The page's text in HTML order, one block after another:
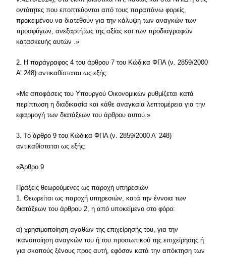
οντότητες που εποπτεύονται από τους παραπάνω φορείς,
προκειμένου να διατεθούν για την κάλυψη των αναγκών των
προσφύγων, ανεξαρτήτως της αξίας και των προδιαγραφών
κατασκευής αυτών .»
2. Η παράγραφος 4 του άρθρου 7 του Κώδικα ΦΠΑ (ν. 2859/2000
Α’ 248) αντικαθίσταται ως εξής:
«Με αποφάσεις του Υπουργού Οικονομικών ρυθμίζεται κατά
περίπτωση η διαδικασία και κάθε αναγκαία λεπτομέρεια για την
εφαρμογή των διατάξεων του άρθρου αυτού.»
3. Το άρθρο 9 του Κώδικα ΦΠΑ (ν. 2859/2000 Α’ 248)
αντικαθίσταται ως εξής:
«Άρθρο 9
Πράξεις θεωρούμενες ως παροχή υπηρεσιών
1. Θεωρείται ως παροχή υπηρεσιών, κατά την έννοια των
διατάξεων του άρθρου 2, η από υποκείμενο στο φόρο:
α) χρησιμοποίηση αγαθών της επιχείρησής του, για την
ικανοποίηση αναγκών του ή του προσωπικού της επιχείρησης ή
για σκοπούς ξένους προς αυτή, εφόσον κατά την απόκτηση των